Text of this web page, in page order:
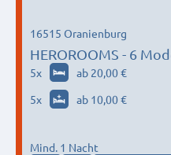
HEROROOMS - 6 Moderne Wohnungen im
Zentrum
16515 Oranienburg
5x ab 20,00 €
5x ab 10,00 €
Mind. 1 Nacht